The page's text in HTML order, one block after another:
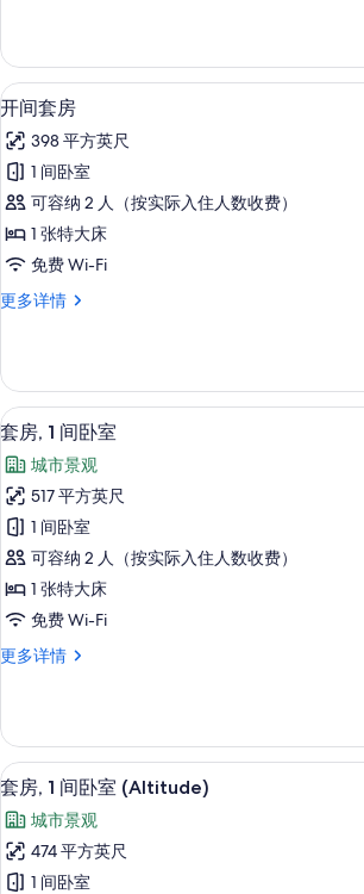
片
多
信
息
显
示
开
间
套
房
所
照
片
7
开间套房
398 平方英尺
1 间卧室
可容纳 2 人（按实际入住人数收费）
1 张特大床
免费 Wi-Fi
更多详情
开
更
多
信
显
示
套
房,
间
卧
室
的
有
照
片
客房内保险
8
套房, 1 间卧室
城市景观
517 平方英尺
1 间卧室
可容纳 2 人（按实际入住人数收费）
1 张特大床
免费 Wi-Fi
更多详情
套
卧
室
更
信
息
显
示
套
房,
套房, 1 间卧
6
套房, 1 间卧室 (Altitude)
城市景观
474 平方英尺
1 间卧室